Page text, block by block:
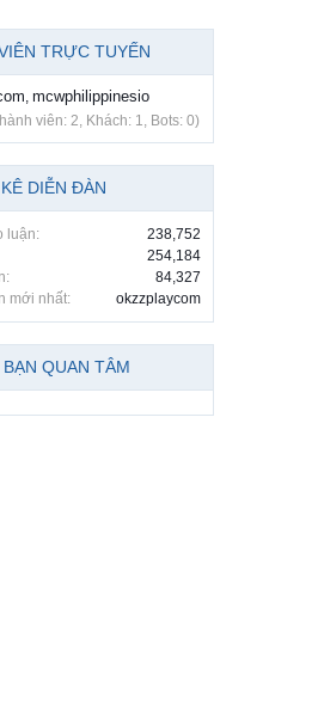
TRỰC TUYẾN
, mcwphilippinesio
viên: 2, Khách: 1, Bots: 0)
DIỄN ĐÀN
luận:
238,752
254,184
84,327
mới nhất:
okzzplaycom
QUAN TÂM